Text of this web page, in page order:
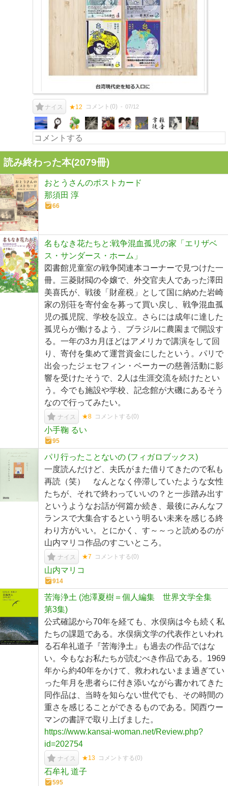
ナイス ★12 コメント(0) 07/12
読み終わった本(2079冊)
おとうさんのポストカード
那須田 淳
66
名もなき花たちと:戦争混血孤児の家「エリザベ
ス・サンダース・ホーム」
図書館児童室の戦争関連本コーナーで見つけた一
冊。三菱財閥の令嬢で、外交官夫人であった澤田
美喜氏が、戦後「財産税」として国に納めた岩崎
家の別荘を寄付金を募って買い戻し、戦争混血孤
児の孤児院、学校を設立。さらには成年に達した
孤児らが働けるよう、ブラジルに農園まで開設す
る。一年の3カ月ほどはアメリカで講演をして回
り、寄付を集めて運営資金にしたという。パリで
出会ったジェセフィン・ベーカーの慈善活動に影
響を受けたそうで、2人は生涯交流を続けたとい
う。今でも施設や学校、記念館が大磯にあるそう
なので行ってみたい。
ナイス ★8 コメントする(0)
小手鞠 るい
95
パリ行ったことないの (フィガロブックス)
一度読んだけど、夫氏がまた借りてきたので私も
再読（笑） なんとなく停滞していたような女性
たちが、それで終わっていいの？と一歩踏み出す
というようなお話が何篇か続き、最後にみんなフ
ランスで大集合するという明るい未来を感じる終
わり方がいい。とにかく、す～～っと読めるのが
山内マリコ作品のすごいところ。
ナイス ★7 コメントする(0)
山内マリコ
914
苦海浄土 (池澤夏樹＝個人編集 世界文学全集
第3集)
公式確認から70年を経ても、水俣病は今も続く私
たちの課題である。水俣病文学の代表作といわれ
る石牟礼道子『苦海浄土』も過去の作品ではな
い。今もなお私たちが読むべき作品である。1969
年から約40年をかけて、救われないまま過ぎてい
った年月を患者らに付き添いながら書かれてきた
同作品は、当時を知らない世代でも、その時間の
重さを感じることができるものである。関西ウー
マンの書評で取り上げました。
https://www.kansai-woman.net/Review.php?
id=202754
ナイス ★13 コメントする(0)
石牟礼 道子
595